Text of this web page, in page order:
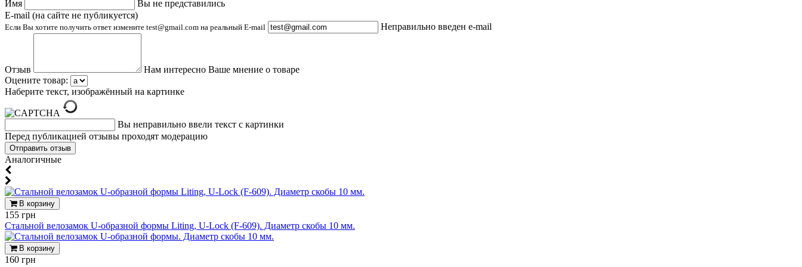
Имя
Вы не представились
E-mail (на сайте не публикуется)
Если Вы хотите получить ответ измените test@gmail.com на реальный E-mail Неправильно введен e-mail
Отзыв
Нам интересно Ваше мнение о товаре
Оцените товар:
Наберите текст, изображённый на картинке
Вы неправильно ввели текст с картинки
Перед публикацией отзывы проходят модерацию
Аналогичные
В корзину
155 грн
Стальной велозамок U-образной формы Liting, U-Lock (F-609). Диаметр скобы 10 мм.
В корзину
160 грн